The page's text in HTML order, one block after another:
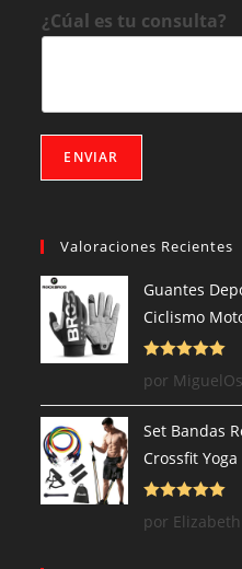
l
e
r
ó
*
r
e
¿Cúal es tu consulta?
ENVIAR
Valoraciones Recientes
Guantes
Ciclismo
Valorado con
por
Set Bandas
Crossfit
Valorado con
por Elizabeth